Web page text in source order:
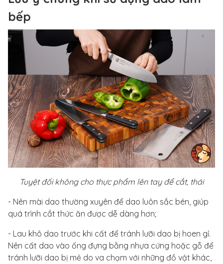
bếp
Tuyệt đối không cho thực phẩm lên tay để cắt, thái
- Nên mài dao thường xuyên để dao luôn sắc bén, giúp
quá trình cắt thức ăn được dễ dàng hơn;
- Lau khô dao trước khi cất để tránh lưỡi dao bị hoen gỉ.
Nên cất dao vào ống đựng bằng nhựa cứng hoặc gỗ để
tránh lưỡi dao bị mẻ do va chạm với những đồ vật khác,